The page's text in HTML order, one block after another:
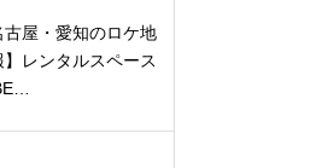
古屋・愛知のロケ地
】レンタルスペース